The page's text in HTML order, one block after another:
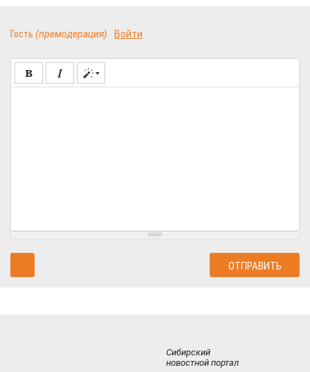
Гость (премодерация) Войти
Сибирский
новостной портал